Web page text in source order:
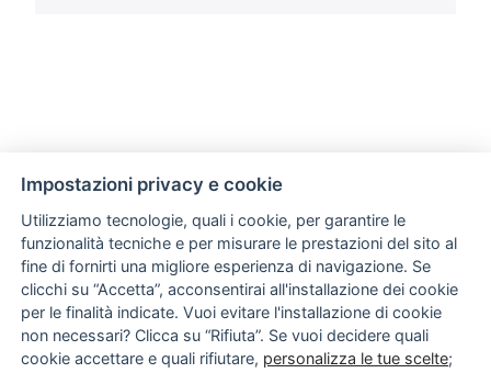
Impostazioni privacy e cookie
Utilizziamo tecnologie, quali i cookie, per garantire le
funzionalità tecniche e per misurare le prestazioni del sito al
fine di fornirti una migliore esperienza di navigazione. Se
clicchi su “Accetta”, acconsentirai all'installazione dei cookie
per le finalità indicate. Vuoi evitare l'installazione di cookie
non necessari? Clicca su “Rifiuta”. Se vuoi decidere quali
cookie accettare e quali rifiutare, personalizza le tue scelte;